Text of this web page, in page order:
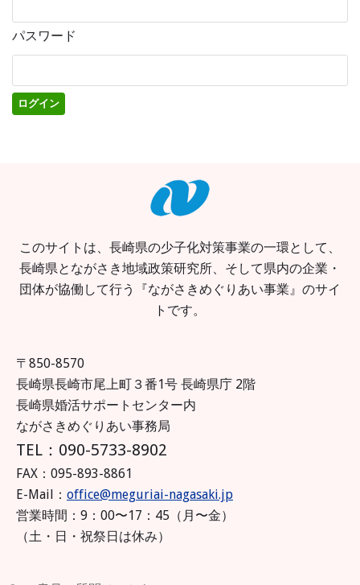
パスワード
このサイトは、長崎県の少子化対策事業の一環として、
長崎県とながさき地域政策研究所、そして県内の企業・
団体が協働して行う『ながさきめぐりあい事業』のサイ
トです。
〒850-8570
長崎県長崎市尾上町３番1号 長崎県庁 2階
長崎県婚活サポートセンター内
ながさきめぐりあい事務局
TEL：090-5733-8902
FAX：095-893-8861
E-Mail： office@meguriai-nagasaki.jp
営業時間：9：00〜17：45（月〜金）
（土・日・祝祭日は休み）